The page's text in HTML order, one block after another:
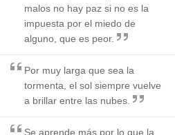
malos no hay paz si no es la
impuesta por el miedo de
alguno, que es peor.
Por muy larga que sea la
tormenta, el sol siempre vuelve
a brillar entre las nubes.
Se aprende más por lo que la